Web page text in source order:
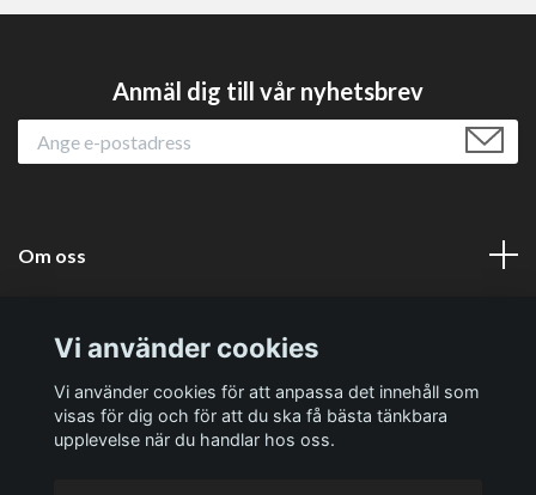
Anmäl dig till vår nyhetsbrev
Om oss
Sociala medier
Vi använder cookies
Vi använder cookies för att anpassa det innehåll som
visas för dig och för att du ska få bästa tänkbara
upplevelse när du handlar hos oss.